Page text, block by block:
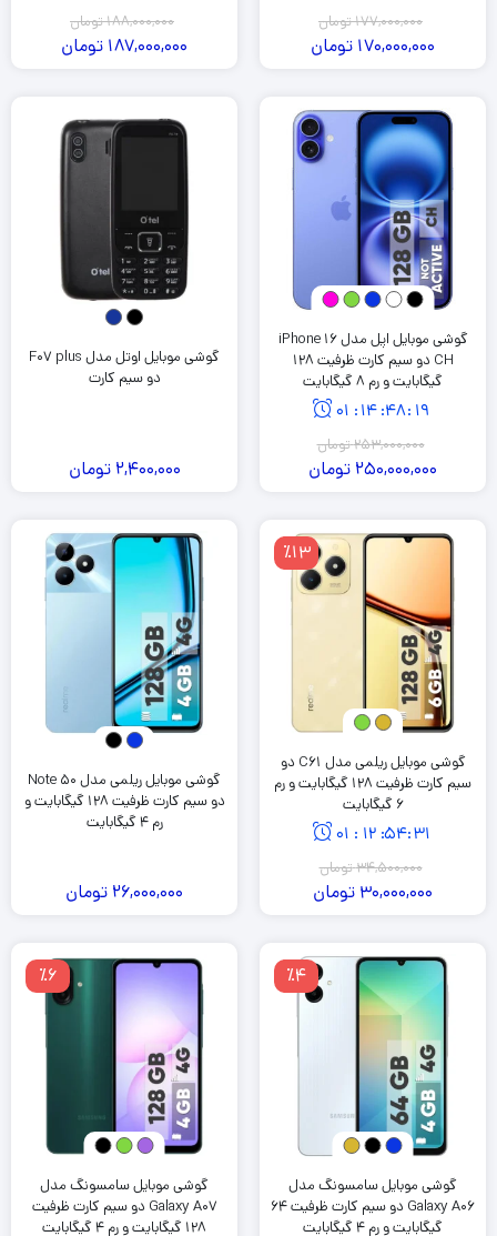
177,000,000تومان
170,000,000 تومان
188,000,000تومان
187,000,000 تومان
گوشی موبایل اپل مدل iPhone 16
CH دو سیم کارت ظرفیت 128
گیگابایت و رم 8 گیگابایت
18
:
48
:
14
:
01
253,000,000تومان
250,000,000 تومان
گوشی موبایل اوتل مدل F07 plus
دو سیم کارت
2,400,000 تومان
٪13
گوشی موبایل ریلمی مدل C61 دو
سیم کارت ظرفیت 128 گیگابایت و رم
6 گیگابایت
30
:
54
:
12
:
01
34,500,000تومان
30,000,000 تومان
گوشی موبایل ریلمی مدل Note 50
دو سیم کارت ظرفیت 128 گیگابایت و
رم 4 گیگابایت
26,000,000 تومان
٪4
گوشی موبایل سامسونگ مدل
Galaxy A06 دو سیم کارت ظرفیت 64
گیگابایت و رم 4 گیگابایت
٪6
گوشی موبایل سامسونگ مدل
Galaxy A07 دو سیم کارت ظرفیت
128 گیگابایت و رم 4 گیگابایت